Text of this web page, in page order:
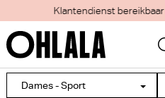
Klantendienst
Dames - Sport